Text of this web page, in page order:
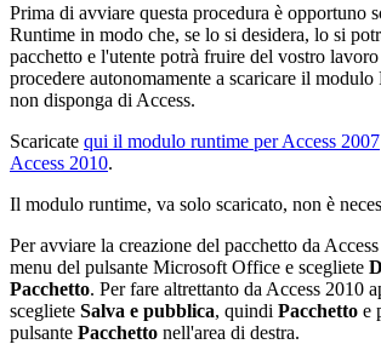
Prima di avviare questa procedura è opportuno
Runtime in modo che, se lo si desidera, lo si
pacchetto e l'utente potrà fruire del vostro
procedere autonomamente a scaricare il
non disponga di Access.
Scaricate qui il modulo runtime per Access 2007
Access 2010.
Il modulo runtime, va solo scaricato, non è
Per avviare la creazione del pacchetto da
menu del pulsante Microsoft Office e scegliete
Pacchetto. Per fare altrettanto da Access 2010
scegliete Salva e pubblica, quindi Pacchetto e
pulsante Pacchetto nell'area di destra.